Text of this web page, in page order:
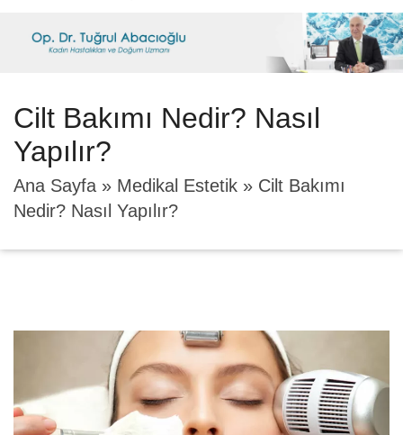
Cilt Bakımı Nedir? Nasıl
Yapılır?
Ana Sayfa » Medikal Estetik » Cilt Bakımı
Nedir? Nasıl Yapılır?